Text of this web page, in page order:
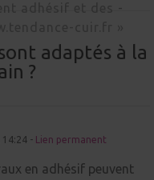
-
adaptés à la
?
14:24 - Lien permanent
en adhésif peuvent